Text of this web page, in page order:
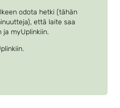
odota hetki (tähän
että laite saa
myUplinkiin.